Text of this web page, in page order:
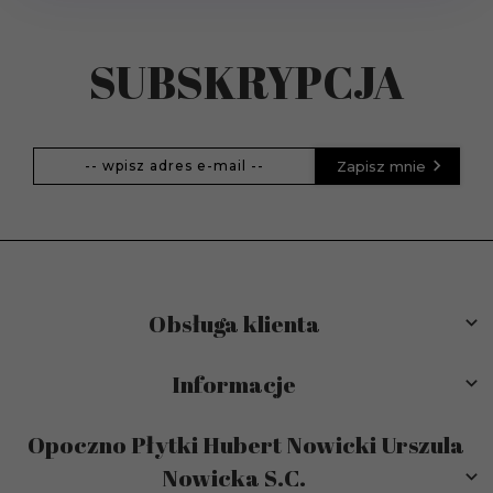
SUBSKRYPCJA
Zapisz mnie
Obsługa klienta
Informacje
Opoczno Płytki Hubert Nowicki Urszula
Nowicka S.C.